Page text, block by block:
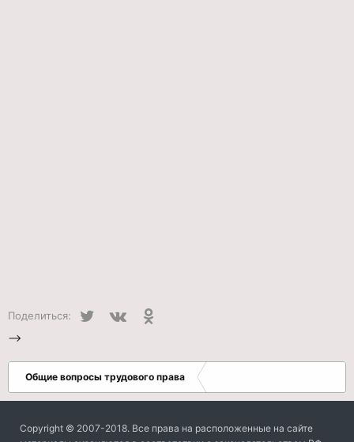
Поделиться: Twitter
-->
Общие вопросы трудового права
Copyright © 2007-2018. Все права на расположенные на сайте